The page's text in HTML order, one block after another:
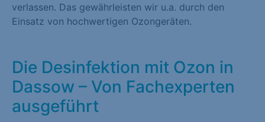
verlassen. Das gewährleisten wir u.a. durch den
Einsatz von hochwertigen Ozongeräten.
Die Desinfektion mit Ozon in
Dassow – Von Fachexperten
ausgeführt